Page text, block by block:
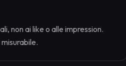
non ai like o alle impression.